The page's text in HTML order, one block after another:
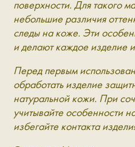
поверхности. Для такого
небольшие различия
следы на коже. Эти
и делают каждое изделие
Перед первым
обработать изделие
натуральной кожи. При
учитывайте особенности
избегайте контакта